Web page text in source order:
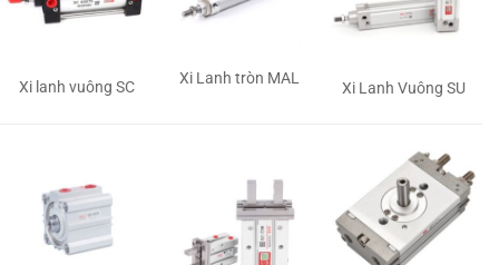
Xi lanh vuông SC Xi Lanh tròn MAL
Xi Lanh Vuông SU